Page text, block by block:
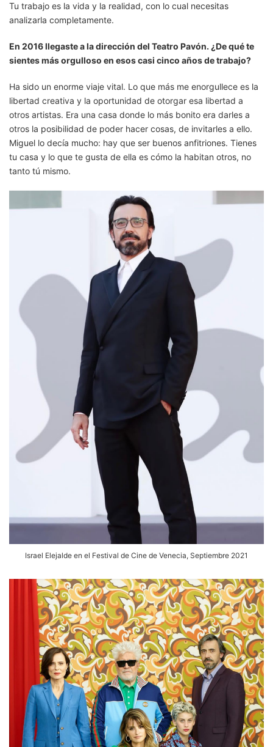
Tu trabajo es la vida y la realidad, con lo cual necesitas
analizarla completamente.
En 2016 llegaste a la dirección del Teatro Pavón. ¿De qué te
sientes más orgulloso en esos casi cinco años de trabajo?
Ha sido un enorme viaje vital. Lo que más me enorgullece es la
libertad creativa y la oportunidad de otorgar esa libertad a
otros artistas. Era una casa donde lo más bonito era darles a
otros la posibilidad de poder hacer cosas, de invitarles a ello.
Miguel lo decía mucho: hay que ser buenos anfitriones. Tienes
tu casa y lo que te gusta de ella es cómo la habitan otros, no
tanto tú mismo.
Israel Elejalde en el Festival de Cine de Venecia, Septiembre 2021